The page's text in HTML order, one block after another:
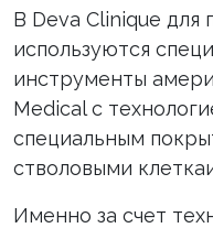
В Deva Clinique для
используются
инструменты
Medical с
специальным
стволовыми
Именно за счет